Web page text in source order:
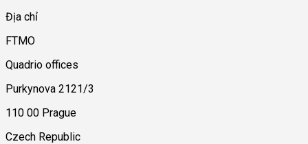
Địa chỉ
FTMO
Quadrio offices
Purkynova 2121/3
110 00 Prague
Czech Republic